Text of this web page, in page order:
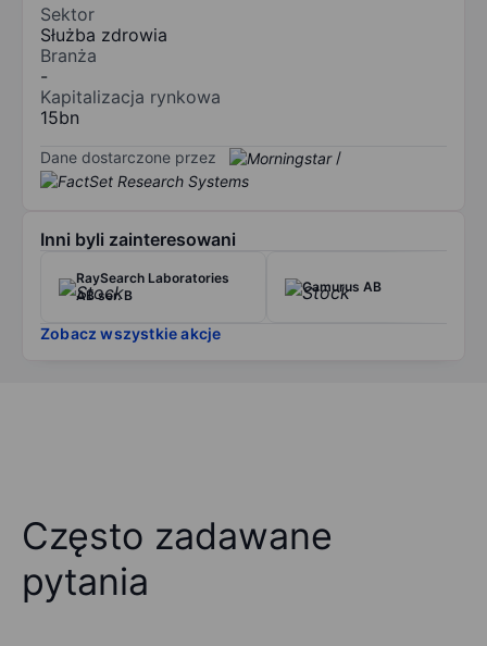
Sektor
Służba zdrowia
Branża
-
Kapitalizacja rynkowa
15bn
Dane dostarczone przez /
Inni byli zainteresowani
RaySearch Laboratories
AB ser. B
Camurus AB
Zobacz wszystkie akcje
Często zadawane
pytania